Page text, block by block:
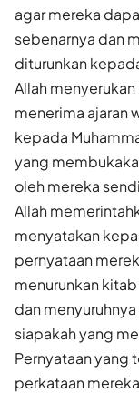
agar mereka
sebenarnya dan
diturunkan
Allah
menerima ajaran
kepada
yang
oleh mereka
Allah
menyatakan
pernyataan
menurunkan
dan
siapakah yang
Pernyataan yang
perkataan